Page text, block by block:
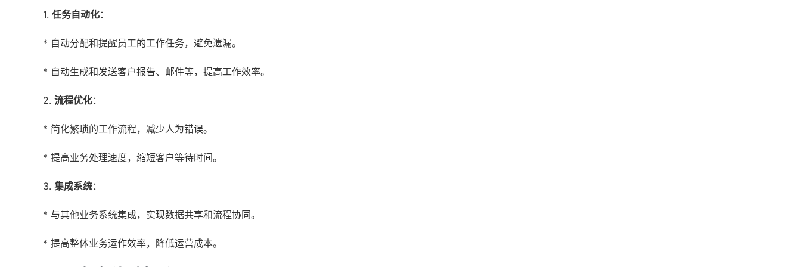
1. 任务自动化：
* 自动分配和提醒员工的工作任务，避免遗漏。
* 自动生成和发送客户报告、邮件等，提高工作效率。
2. 流程优化：
* 简化繁琐的工作流程，减少人为错误。
* 提高业务处理速度，缩短客户等待时间。
3. 集成系统：
* 与其他业务系统集成，实现数据共享和流程协同。
* 提高整体业务运作效率，降低运营成本。